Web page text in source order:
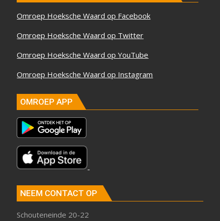
Omroep Hoeksche Waard op Facebook
Omroep Hoeksche Waard op Twitter
Omroep Hoeksche Waard op YouTube
Omroep Hoeksche Waard op Instagram
OMROEP APP
NEEM CONTACT OP
Schouteneinde 20-22